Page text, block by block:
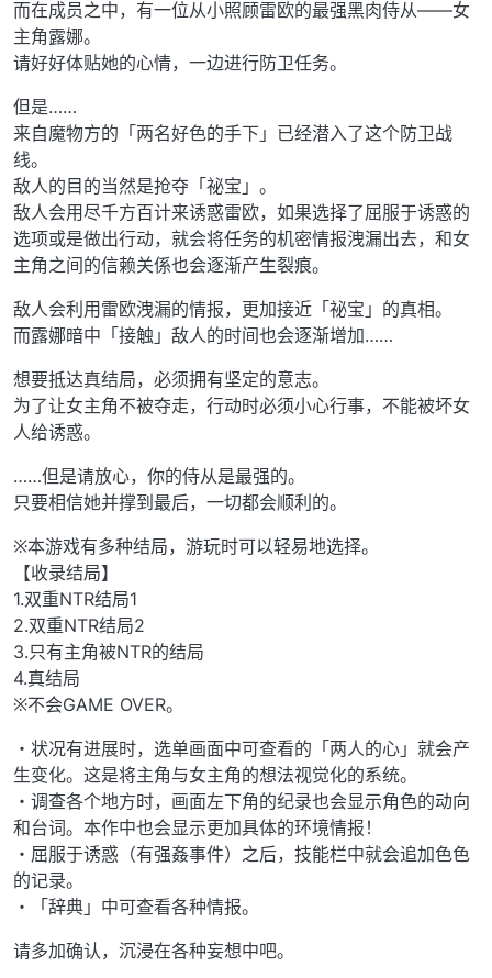
而在成员之中，有一位从小照顾雷欧的最强黑肉侍从——女
主角露娜。
请好好体贴她的心情，一边进行防卫任务。
但是……
来自魔物方的「两名好色的手下」已经潜入了这个防卫战
线。
敌人的目的当然是抢夺「祕宝」。
敌人会用尽千方百计来诱惑雷欧，如果选择了屈服于诱惑的
选项或是做出行动，就会将任务的机密情报洩漏出去，和女
主角之间的信赖关係也会逐渐产生裂痕。
敌人会利用雷欧洩漏的情报，更加接近「祕宝」的真相。
而露娜暗中「接触」敌人的时间也会逐渐增加……
想要抵达真结局，必须拥有坚定的意志。
为了让女主角不被夺走，行动时必须小心行事，不能被坏女
人给诱惑。
……但是请放心，你的侍从是最强的。
只要相信她并撑到最后，一切都会顺利的。
※本游戏有多种结局，游玩时可以轻易地选择。
【收录结局】
1.双重NTR结局1
2.双重NTR结局2
3.只有主角被NTR的结局
4.真结局
※不会GAME OVER。
・状况有进展时，选单画面中可查看的「两人的心」就会产
生变化。这是将主角与女主角的想法视觉化的系统。
・调查各个地方时，画面左下角的纪录也会显示角色的动向
和台词。本作中也会显示更加具体的环境情报！
・屈服于诱惑（有强姦事件）之后，技能栏中就会追加色色
的记录。
・「辞典」中可查看各种情报。
请多加确认，沉浸在各种妄想中吧。